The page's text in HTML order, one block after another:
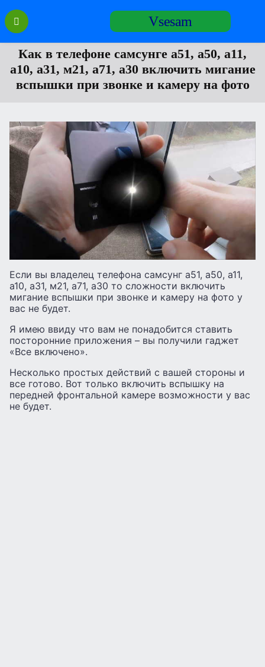
Перейти
содержанию
Vsesam
Как в телефоне самсунге а51, а50, а11,
а10, а31, м21, а71, а30 включить мигание
вспышки при звонке и камеру на фото
Если вы владелец телефона самсунг а51, а50, а11,
а10, а31, м21, а71, а30 то сложности включить
мигание вспышки при звонке и камеру на фото у
вас не будет.
Я имею ввиду что вам не понадобится ставить
посторонние приложения – вы получили гаджет
«Все включено».
Несколько простых действий с вашей стороны и
все готово. Вот только включить вспышку на
передней фронтальной камере возможности у вас
не будет.